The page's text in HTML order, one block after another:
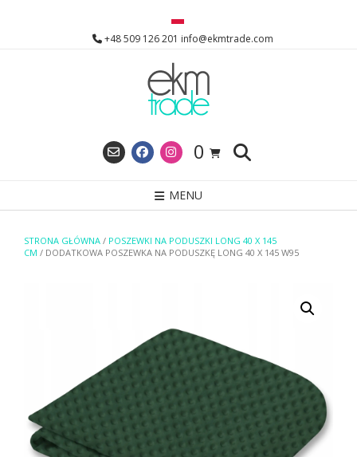
+48 509 126 201 info@ekmtrade.com
0
MENU
STRONA GŁÓWNA / POSZEWKI NA PODUSZKI LONG 40 X 145
CM / DODATKOWA POSZEWKA NA PODUSZKĘ LONG 40 X 145 W95